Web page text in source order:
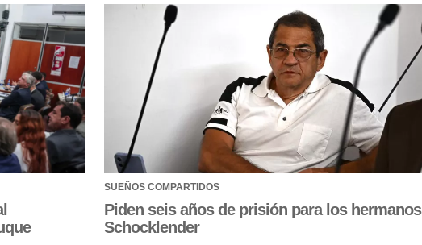
SUEÑOS COMPARTIDOS
Piden seis años de prisión para los hermanos
Schocklender